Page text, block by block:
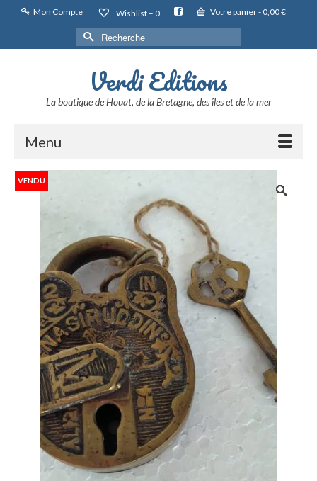
Mon Compte Wishlist – 0 Votre panier- 0,00€
Rechercher :
Verdi Editions
La boutique de Houat, de la Bretagne, des îles et de la mer
Menu
VENDU